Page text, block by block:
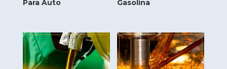
Para Auto
Gasolina